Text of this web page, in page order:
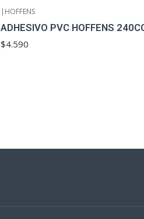
| HOFFENS
ADHESIVO PVC HOFFENS
$4.590